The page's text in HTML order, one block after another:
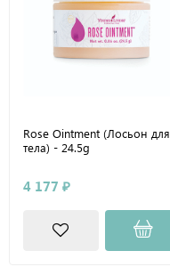
Rose Ointment (Лосьон для
тела) - 24.5g
4 177 ₽